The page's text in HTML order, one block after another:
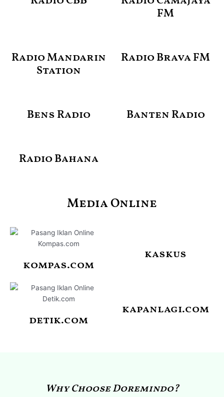
FM
Radio Mandarin
Station
Radio Brava FM
Bens Radio Banten Radio
Radio Bahana
Media Online
kompas.com
kaskus
detik.com
kapanlagi.com
Why Choose Doremindo?